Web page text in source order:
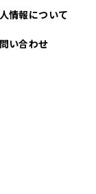
情報について
い合わせ